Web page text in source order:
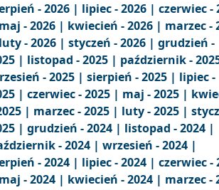
- 2026 | lipiec - 2026 | czerwiec -
maj - 2026 | kwiecień - 2026 | marzec -
luty - 2026 | styczeń - 2026 | grudzień -
| listopad - 2025 | październik -
- 2025 | sierpień - 2025 | lipiec -
| czerwiec - 2025 | maj - 2025 |
| marzec - 2025 | luty - 2025 |
| grudzień - 2024 | listopad - 2024 |
- 2024 | wrzesień - 2024 |
- 2024 | lipiec - 2024 | czerwiec -
maj - 2024 | kwiecień - 2024 | marzec -